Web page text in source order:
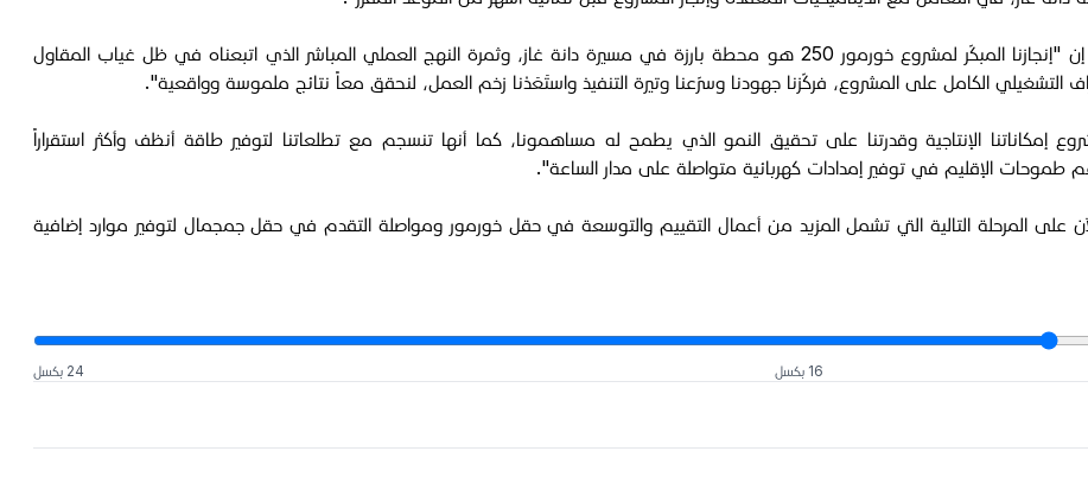
ومن جانبه، قال ريتشارد هول، الرئيس التنفيذي لشركة دانة غاز، إن "إنجازنا المبكّر لمشروع خورمور 250 هو محطة بارزة في مسيرة دانة غاز، وثمرة النهج العملي المباشر الذي اتبعناه في ظل غياب المقاول
التشغيلي الكامل على المشروع، فركّزنا جهودنا وسرّعنا وتيرة التنفيذ واستَعَدْنا زخم العمل، لنحقق معاً نتائج ملموسة وواقعية".
إمكاناتنا الإنتاجية وقدرتنا على تحقيق النمو الذي يطمح له مساهمونا، كما أنها تنسجم مع تطلعاتنا لتوفير طاقة أنظف وأكثر استقراراً
طموحات الإقليم في توفير إمدادات كهربائية متواصلة على مدار الساعة".
تركز الشركتان الآن على المرحلة التالية التي تشمل المزيد من أعمال التقييم والتوسعة في حقل خورمور ومواصلة التقدم في حقل جمجمال لتوفير موارد إضافية
16 بكسل 24 بكسل